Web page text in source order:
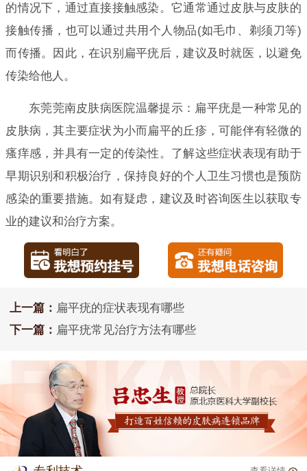
的情况下，通过直接接触感染。它通常通过皮肤与皮肤的
接触传播，也可以通过共用个人物品(如毛巾、剃须刀等)
而传播。因此，在识别扁平疣后，建议及时就医，以避免
传染给他人。
东莞莞南皮肤病医院温馨提示：扁平疣是一种常见的
皮肤病，其主要症状为小而扁平的丘疹，可能伴有轻微的
瘙痒感，并具有一定的传染性。了解这些症状表现有助于
早期识别和积极治疗，保持良好的个人卫生习惯也是预防
感染的重要措施。如有疑虑，建议及时咨询医生以获取专
业的建议和治疗方案。
上一篇： 扁平疣的症状表现有哪些
下一篇： 扁平疣常见治疗方法有哪些